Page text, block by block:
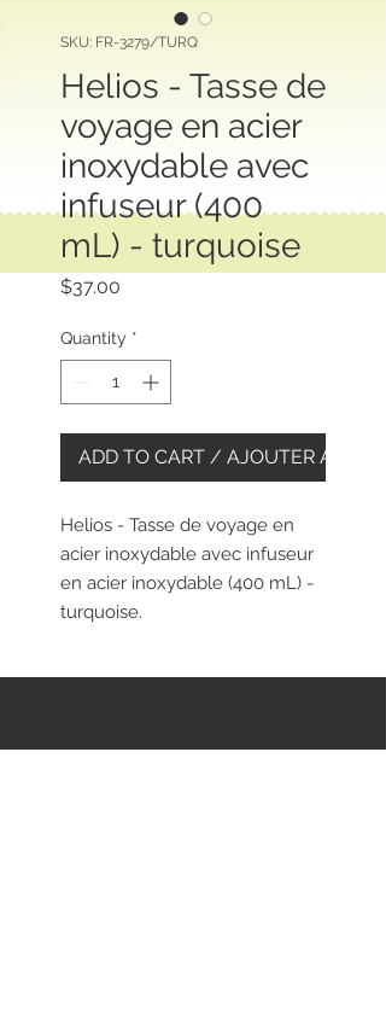
SKU: FR-3279/TURQ
Helios - Tasse de
voyage en acier
inoxydable avec
infuseur (400
mL) - turquoise
$37.00
Quantity *
ADD TO CART / AJOUTER AU
Helios - Tasse de voyage en
acier inoxydable avec infuseur
en acier inoxydable (400 mL) -
turquoise.